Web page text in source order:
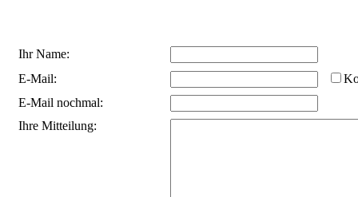
Ihr Name:
E-Mail:
E-Mail nochmal:
Ihre Mitteilung: